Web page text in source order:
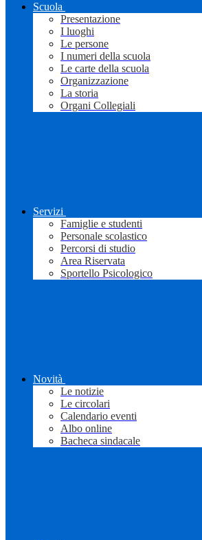
Scuola
Presentazione
I luoghi
Le persone
I numeri della scuola
Le carte della scuola
Organizzazione
La storia
Organi Collegiali
Servizi
Famiglie e studenti
Personale scolastico
Percorsi di studio
Area Riservata
Sportello Psicologico
Novità
Le notizie
Le circolari
Calendario eventi
Albo online
Bacheca sindacale